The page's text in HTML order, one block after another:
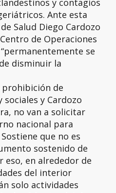
y contagios
Ante esta
Salud Diego Cardozo
de Operaciones
se
disminuir la
prohibición de
y Cardozo
no van a solicitar
nacional para
que no es
sostenido de
eso, en alrededor de
del interior
solo actividades